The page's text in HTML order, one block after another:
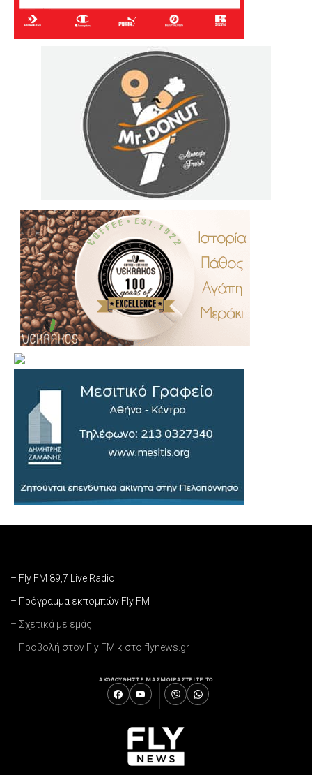
– Fly FM 89,7 Live Radio
– Πρόγραμμα εκπομπών Fly FM
– Σχετικά με εμάς
– Προβολή στον Fly FM κ στο flynews.gr
ΑΚΟΛΟΥΘΗΣΤΕ ΜΑΣΜΟΙΡΑΣΤΕΙΤΕ ΤΟ